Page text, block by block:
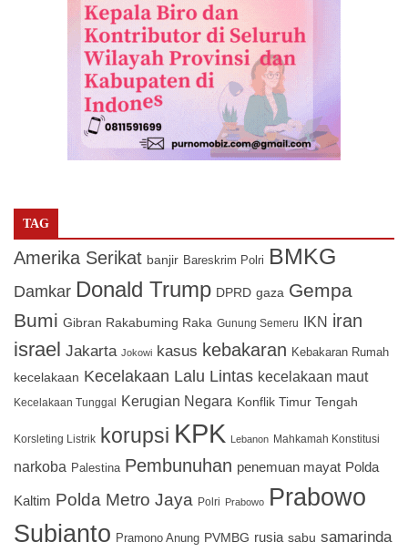
TAG
Amerika Serikat banjir Bareskrim Polri BMKG
Damkar Donald Trump DPRD gaza Gempa
Bumi Gibran Rakabuming Raka Gunung Semeru IKN iran
israel Jakarta Jokowi kasus kebakaran Kebakaran Rumah
kecelakaan Kecelakaan Lalu Lintas kecelakaan maut
Kecelakaan Tunggal Kerugian Negara Konflik Timur Tengah
Korsleting Listrik korupsi KPK Lebanon Mahkamah Konstitusi
narkoba Palestina Pembunuhan penemuan mayat Polda
Kaltim Polda Metro Jaya Polri Prabowo Prabowo
Subianto Pramono Anung PVMBG rusia sabu samarinda